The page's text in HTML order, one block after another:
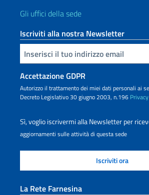
Gli uffici della sede
Iscriviti alla nostra Newsletter
Inserisci la tua email
Accettazione GDPR
Autorizzo il trattamento dei miei dati personali ai
Decreto Legislativo 30 giugno 2003, n.196 Privacy
Sì, voglio iscrivermi alla Newsletter per
aggiornamenti sulle attività di questa sede
La Rete Farnesina